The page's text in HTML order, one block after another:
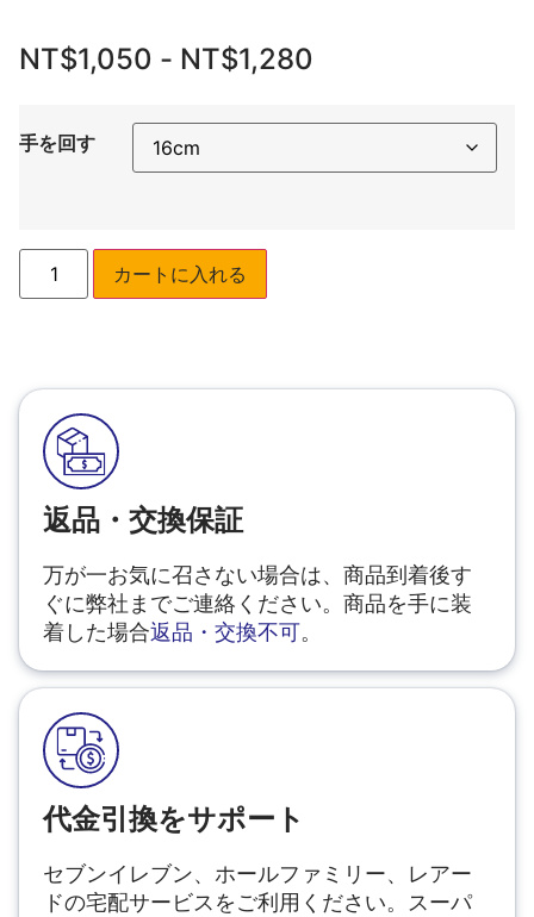
NT$1,050 - NT$1,280
手を回す
カートに入れる
返品・交換保証
万が一お気に召さない場合は、商品到着後す
ぐに弊社までご連絡ください。商品を手に装
着した場合返品・交換不可。
代金引換をサポート
セブンイレブン、ホールファミリー、レアー
ドの宅配サービスをご利用ください。スーパ